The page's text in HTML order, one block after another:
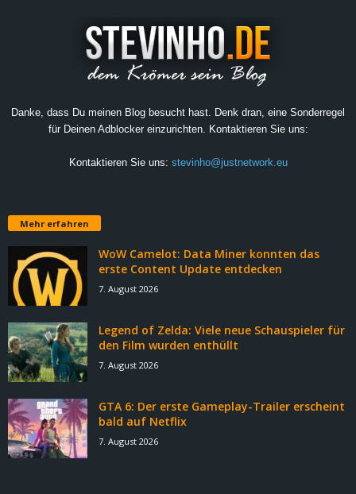
Danke, dass Du meinen Blog besucht hast. Denk dran, eine Sonderregel
für Deinen Adblocker einzurichten. Kontaktieren Sie uns:
Kontaktieren Sie uns: stevinho@justnetwork.eu
Mehr erfahren
WoW Camelot: Data Miner konnten das
erste Content Update entdecken
7. August 2026
Legend of Zelda: Viele neue Schauspieler für
den Film wurden enthüllt
7. August 2026
GTA 6: Der erste Gameplay-Trailer erscheint
bald auf Netflix
7. August 2026